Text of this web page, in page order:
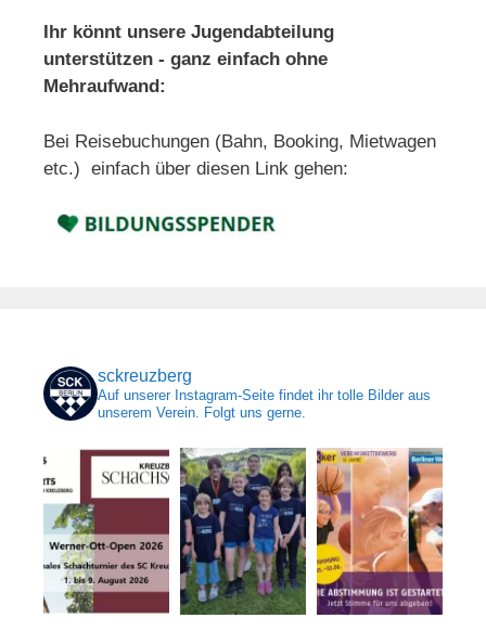
Ihr könnt unsere Jugendabteilung
unterstützen - ganz einfach ohne
Mehraufwand:
Bei Reisebuchungen (Bahn, Booking, Mietwagen
etc.) einfach über diesen Link gehen:
sckreuzberg
Auf unserer Instagram-Seite findet ihr tolle Bilder aus
unserem Verein. Folgt uns gerne.